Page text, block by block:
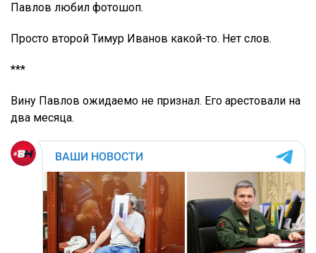
Павлов любил фотошоп.
Просто второй Тимур Иванов какой-то. Нет слов.
***
Вину Павлов ожидаемо не признал. Его арестовали на
два месяца.